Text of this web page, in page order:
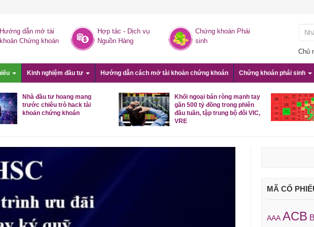
Hướng dẫn mở tài
khoản Chứng khoán
Hợp tác - Dịch vụ
Nguồn Hàng
Chứng khoán Phái
sinh
Chủ
Kinh nghiệm đầu tư Hướng dẫn cách mở tài khoản chứng khoán Chứng khoán phái sinh
Nhà đầu tư hoang mang
trước chiêu trò hack tài
khoản chứng khoán
Khối ngoại bán ròng mạnh tay
gần 500 tỷ đồng trong phiên
đầu tuần, tập trung bộ đôi VIC,
VRE
MÃ CỔ
AAA ACB